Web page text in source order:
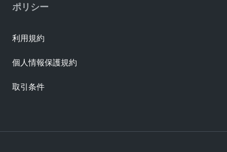
ポリシー
利用規約
個人情報保護規約
取引条件